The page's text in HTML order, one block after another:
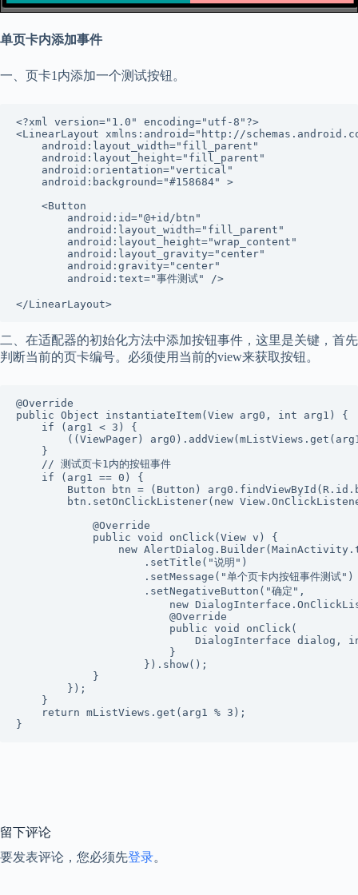
单页卡内添加事件
一、页卡1内添加一个测试按钮。
<?xml version="1.0" encoding="utf-8"?>
<LinearLayout xmlns:android="http://
    android:layout_width="fill_parent"
    android:layout_height="fill_parent"
    android:orientation="vertical"
    android:background="#158684" >
    <Button
        android:id="@+id/btn"
        android:layout_width="fill_parent"
        android:layout_height="wrap_content"
        android:layout_gravity="center"
        android:gravity="center"
        android:text="事件测试" />
</LinearLayout>
二、在适配器的初始化方法中添加按钮事件，这里是关键，首先
判断当前的页卡编号。必须使用当前的view来获取按钮。
@Override
public Object instantiateItem(View arg0, int arg1) {
    if (arg1 < 3) {
((ViewPager)
    }
    // 测试页卡1内的按钮事件
    if (arg1 == 0) {
Button btn = (Button)
btn.setOnClickListener(new
            @Override
            public void onClick(View v) {
new
                    .setTitle("说明")
                    .setMessage("单个页卡内按钮事件测试")
                    .setNegativeButton("确定",
new
                        @Override
                        public void onClick(
DialogInterface dialog,
                        }
                    }).show();
            }
        });
    }
    return mListViews.get(arg1 % 3);
}
留下评论
要发表评论，您必须先登录。